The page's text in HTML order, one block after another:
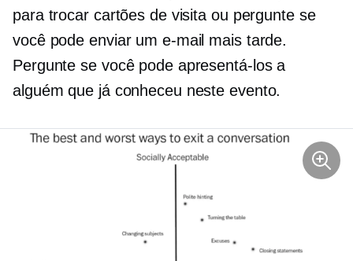
para trocar cartões de visita ou pergunte se
você pode enviar um e-mail mais tarde.
Pergunte se você pode apresentá-los a
alguém que já conheceu neste evento.